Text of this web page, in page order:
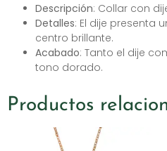
Descripción: Collar con
Detalles: El dije presenta
centro brillante.
Acabado: Tanto el dije
tono dorado.
Productos